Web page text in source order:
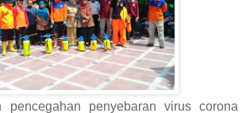
pencegahan penyebaran virus corona